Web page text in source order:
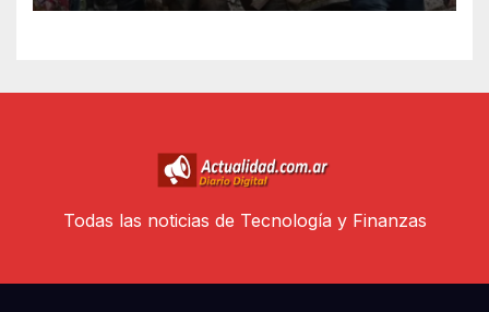
en un vuelo panorámico
Todas las noticias de Tecnología y Finanzas